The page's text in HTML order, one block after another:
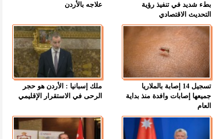
بطء شديد في تنفيذ رؤية
التحديث الاقتصادي
علاجه بالأردن
تسجيل 14 إصابة بالملاريا
جميعها إصابات وافدة منذ بداية
العام
ملك إسبانيا : الأردن هو حجر
الرحى في الاستقرار الإقليمي